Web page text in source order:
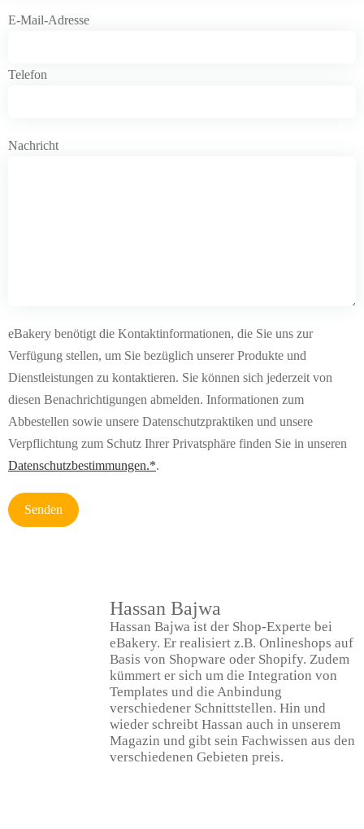
E-Mail-Adresse
Telefon
Nachricht
eBakery benötigt die Kontaktinformationen, die Sie uns zur
Verfügung stellen, um Sie bezüglich unserer Produkte und
Dienstleistungen zu kontaktieren. Sie können sich jederzeit von
diesen Benachrichtigungen abmelden. Informationen zum
Abbestellen sowie unsere Datenschutzpraktiken und unsere
Verpflichtung zum Schutz Ihrer Privatsphäre finden Sie in unseren
Datenschutzbestimmungen.*.
Hassan Bajwa
Hassan Bajwa ist der Shop-Experte bei
eBakery. Er realisiert z.B. Onlineshops auf
Basis von Shopware oder Shopify. Zudem
kümmert er sich um die Integration von
Templates und die Anbindung
verschiedener Schnittstellen. Hin und
wieder schreibt Hassan auch in unserem
Magazin und gibt sein Fachwissen aus den
verschiedenen Gebieten preis.